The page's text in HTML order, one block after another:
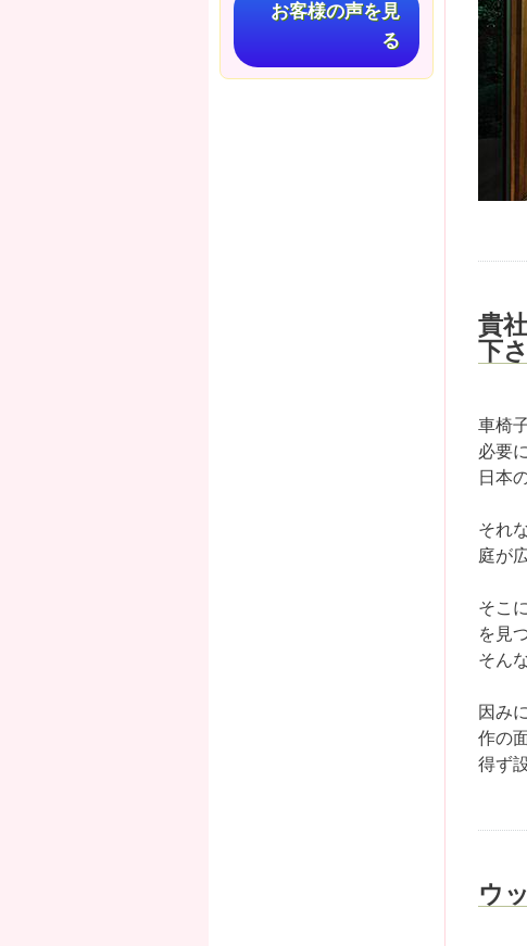
貴
下
車椅
必要
日本
それ
庭が
そこ
を見
そん
因み
作の
得ず
ウ
お客様の声を見
る